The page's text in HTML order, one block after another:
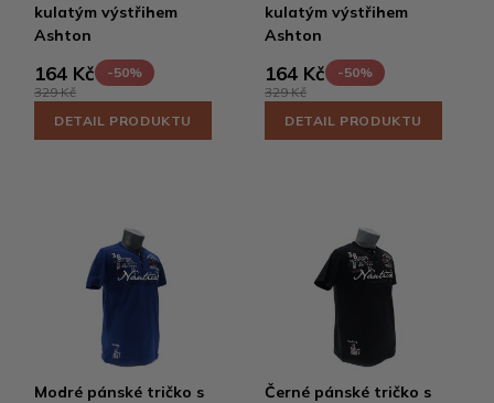
kulatým výstřihem
Ashton
164 Kč
-50%
329 Kč
DETAIL PRODUKTU
kulatým výstřihem
Ashton
164 Kč
-50%
329 Kč
DETAIL PRODUKTU
Modré pánské tričko s
Černé pánské tričko s